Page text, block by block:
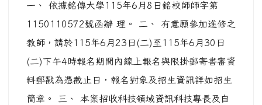
一、 依據銘傳大學115年6月8日銘校師師字第
1150110572號函辦 理。 二、 有意願參加進修之
教師，請於115年6月23日(二)至115年6月30日
(二)下午4時報名期間內線上報名與限掛郵寄書審資
料郵戳為憑截止日，報名對象及招生資訊詳如招生
簡章。 三、 本案招收科技領域資訊科技專長及自